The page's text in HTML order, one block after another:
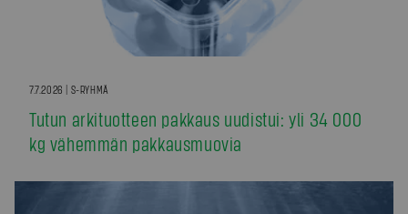
7.7.2026 | S-RYHMÄ
Tutun arkituotteen pakkaus uudistui: yli 34 000
kg vähemmän pakkausmuovia